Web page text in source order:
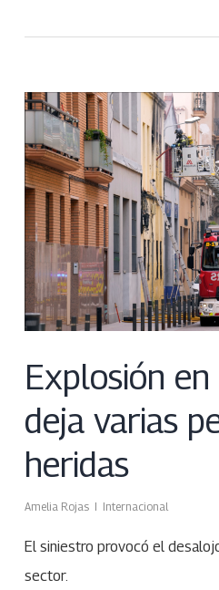
Explosión
deja varias
heridas
Amelia Rojas Internacional
El siniestro provocó el
sector.